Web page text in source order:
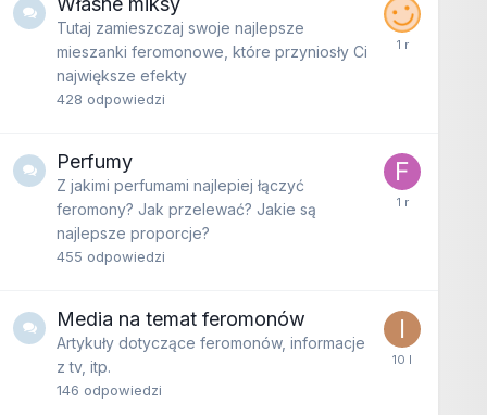
Tutaj zamieszczaj swoje najlepsze
mieszanki feromonowe, które przyniosły Ci
największe efekty
428 odpowiedzi
Perfumy
Z jakimi perfumami najlepiej łączyć
feromony? Jak przelewać? Jakie są
najlepsze proporcje?
455 odpowiedzi
Media na temat feromonów
Artykuły dotyczące feromonów, informacje
z tv, itp.
146 odpowiedzi